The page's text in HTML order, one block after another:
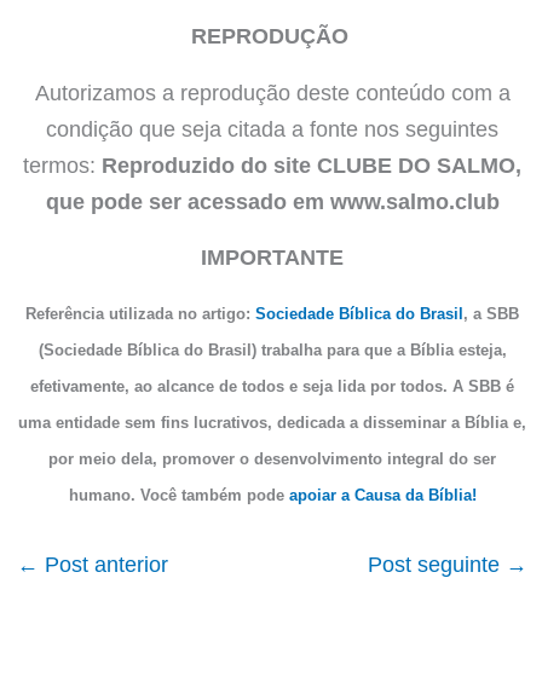
REPRODUÇÃO
Autorizamos a reprodução deste conteúdo com a
condição que seja citada a fonte nos seguintes
termos: Reproduzido do site CLUBE DO SALMO,
que pode ser acessado em www.salmo.club
IMPORTANTE
Referência utilizada no artigo: Sociedade Bíblica do Brasil , a SBB
(Sociedade Bíblica do Brasil) trabalha para que a Bíblia esteja,
efetivamente, ao alcance de todos e seja lida por todos. A SBB é
uma entidade sem fins lucrativos, dedicada a disseminar a Bíblia e,
por meio dela, promover o desenvolvimento integral do ser
humano. Você também pode apoiar a Causa da Bíblia!
← Post anterior Post seguinte →